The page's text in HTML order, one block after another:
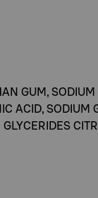
GUM,
ACID, SODIUM